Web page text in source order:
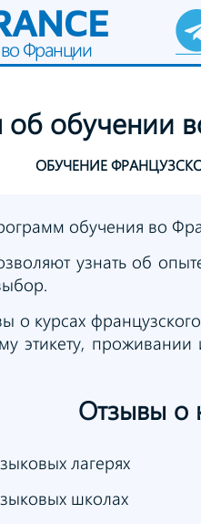
Франции
об обучении
ОБУЧЕНИЕ
обучения во
узнать об
о курсах
этикету,
Отзывы о
лагерях
школах